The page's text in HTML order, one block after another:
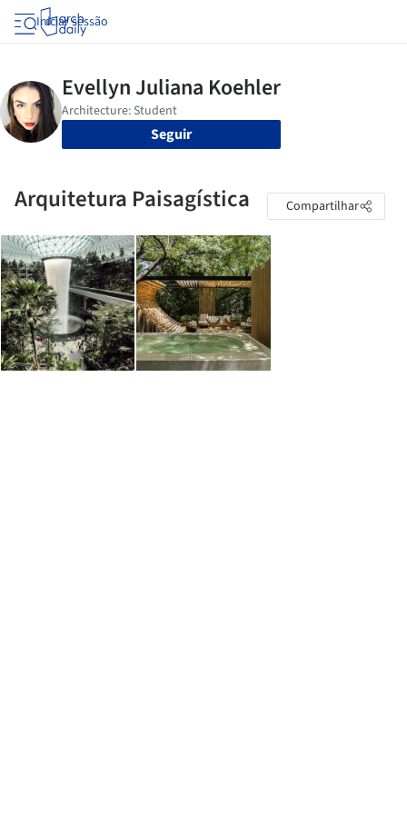
Iniciar sessão
Seguir
Arquitetura Paisagística Compartilhar